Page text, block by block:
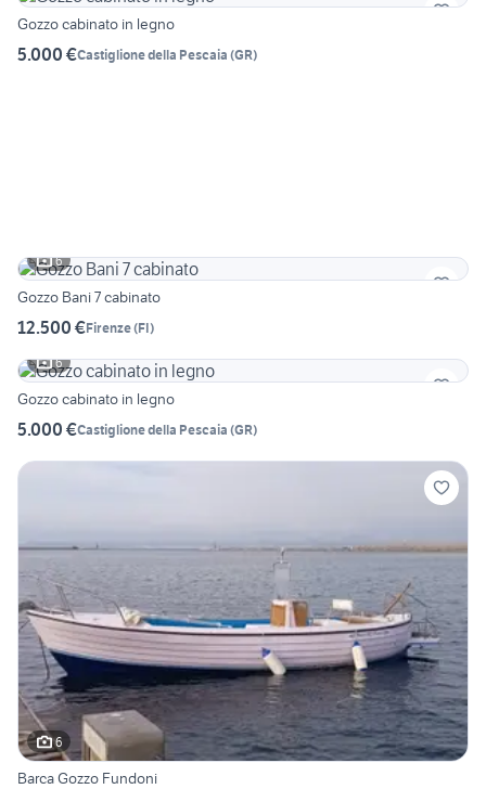
Gozzo cabinato in legno
5.000 €Castiglione della Pescaia (GR)
6
Gozzo Bani 7 cabinato
12.500 €Firenze(FI)
6
Gozzo cabinato in legno
5.000 €Castiglione della Pescaia (GR)
6
Barca Gozzo Fundoni